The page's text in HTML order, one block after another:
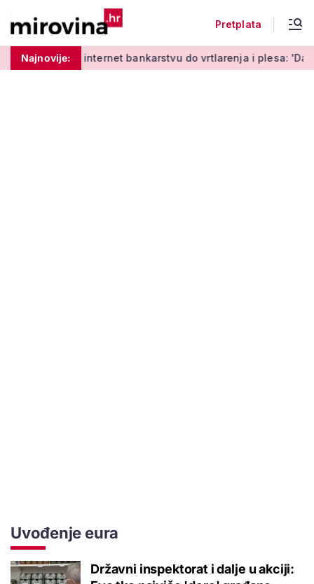
Pretplata
Najnovije:
učenja o internet bankarstvu do vrtlarenja i plesa: 'Da starije
Uvođenje eura
Državni inspektorat i dalje u akciji: